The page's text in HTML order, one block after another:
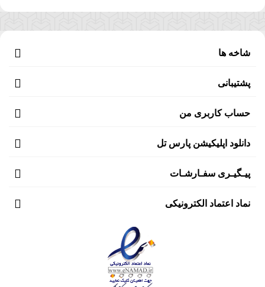
شاخه ها
پشتیبانی
حساب کاربری من
دانلود اپلیکیشن پارس تل
پیـگیـری سفـارشـات
نماد اعتماد الکترونیکی